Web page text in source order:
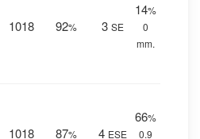
1018 92% 3 SE
14%
0
mm.
1018 87% 4 ESE
66%
0.9